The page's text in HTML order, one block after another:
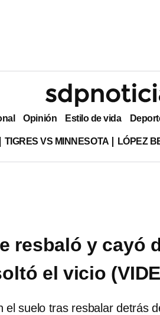
Opinión Estilo de vida
TIGRES VS MINNESOTA LÓPEZ
resbaló y cayó
el vicio
el suelo tras resbalar detrás